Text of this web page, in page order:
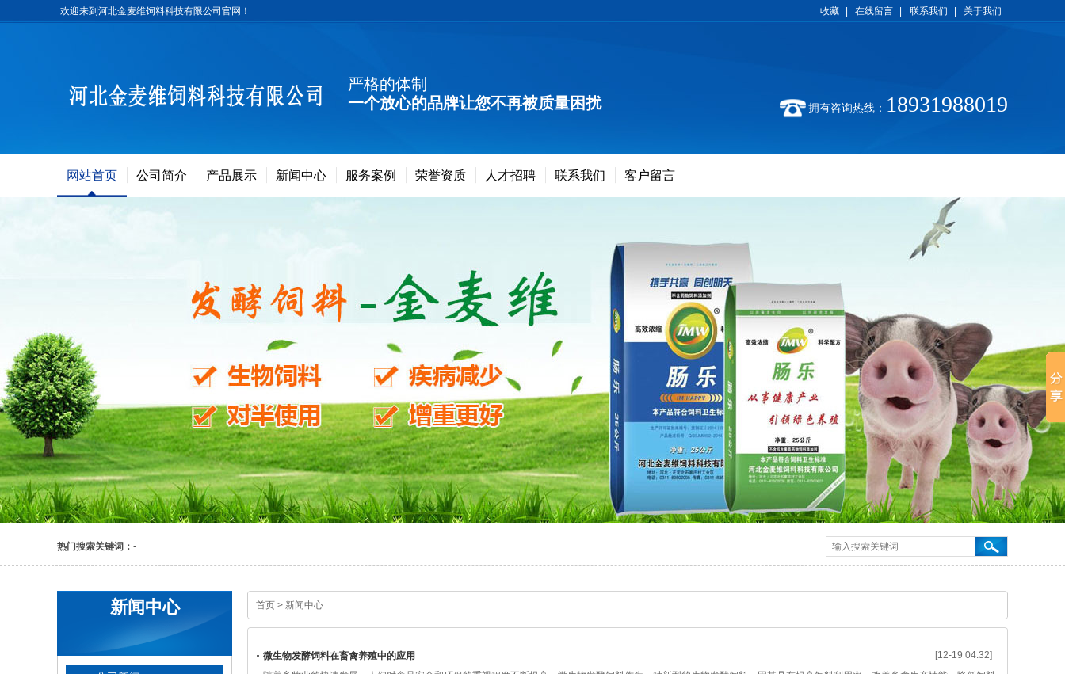
收藏 在线留言 联系我们 关于我们
欢迎来到河北金麦维饲料科技有限公司官网！
严格的体制
一个放心的品牌让您不再被质量困扰
拥有咨询热线： 18931988019
网站首页 公司简介 产品展示 新闻中心 服务案例 荣誉资质 人才招聘 联系我们 客户留言
热门搜索关键词： -
新闻中心 首页 > 新闻中心
微生物发酵饲料在畜禽养殖中的应用
[12-19 04:32]